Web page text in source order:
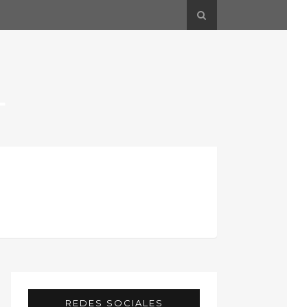
REDES SOCIALES